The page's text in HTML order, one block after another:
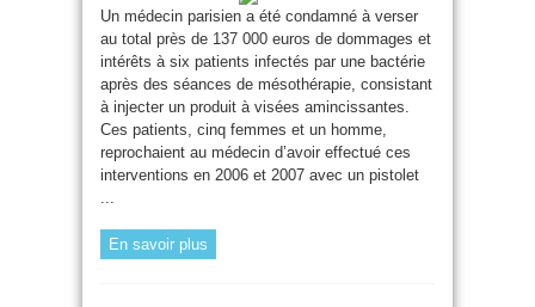
Un médecin parisien a été condamné à verser
au total près de 137 000 euros de dommages et
intérêts à six patients infectés par une bactérie
après des séances de mésothérapie, consistant
à injecter un produit à visées amincissantes.
Ces patients, cinq femmes et un homme,
reprochaient au médecin d’avoir effectué ces
interventions en 2006 et 2007 avec un pistolet
...
En savoir plus